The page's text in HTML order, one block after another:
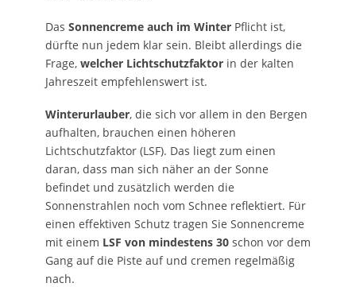
Das Sonnencreme auch im WinterPflicht ist,
dürfte nun jedem klar sein. Bleibt allerdings die
Frage, welcher Lichtschutzfaktorin der kalten
Jahreszeit empfehlenswert ist.
Winterurlauber, die sich vor allem in den Bergen
aufhalten, brauchen einen höheren
Lichtschutzfaktor (LSF). Das liegt zum einen
daran, dass man sich näher an der Sonne
befindet und zusätzlich werden die
Sonnenstrahlen noch vom Schnee reflektiert. Für
einen effektiven Schutz tragen Sie Sonnencreme
mit einem LSF von mindestens 30schon vor dem
Gang auf die Piste auf und cremen regelmäßig
nach.